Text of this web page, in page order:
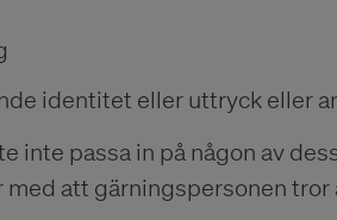
identitet eller uttryck eller
inte passa in på någon av
att gärningspersonen tror